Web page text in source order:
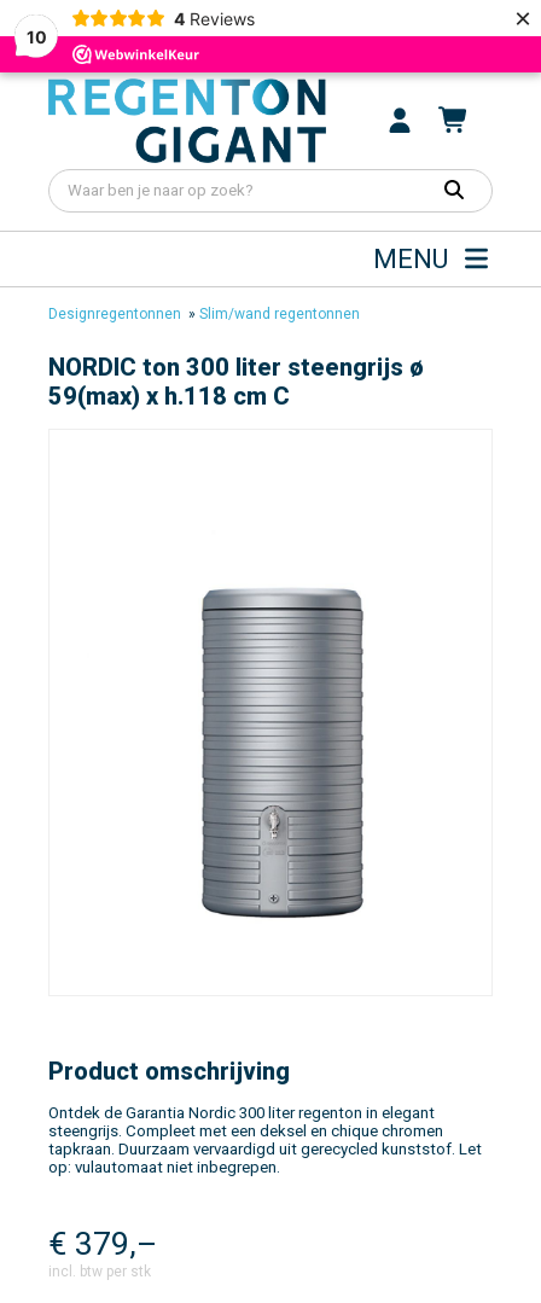
10
4 Reviews ×
MENU
Designregentonnen » Slim/wand regentonnen
NORDIC ton 300 liter steengrijs ø
59(max) x h.118 cm C
Product omschrijving
Ontdek de Garantia Nordic 300 liter regenton in elegant
steengrijs. Compleet met een deksel en chique chromen
tapkraan. Duurzaam vervaardigd uit gerecycled kunststof. Let
op: vulautomaat niet inbegrepen.
€ 379,–
incl. btw per stk